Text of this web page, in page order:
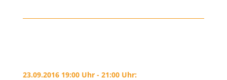
23.09.2016 19:00 Uhr - 21:00 Uhr: